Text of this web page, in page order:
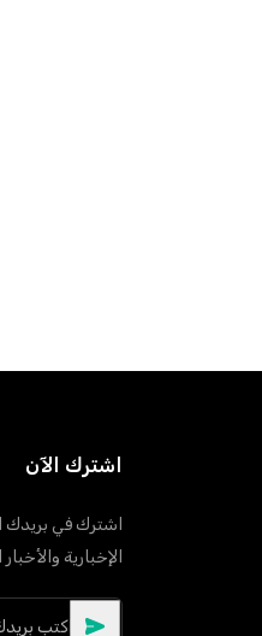
اشترك الآن
اشترك في بريدك
الإخبارية